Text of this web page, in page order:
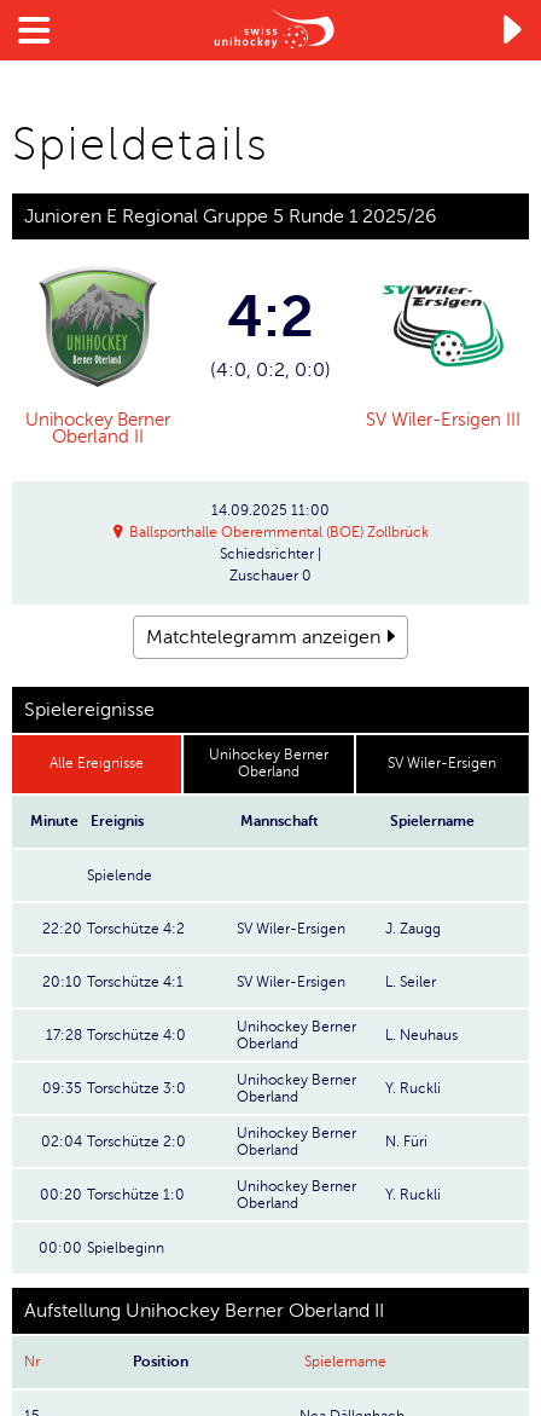

Spieldetails
Junioren E Regional Gruppe 5 Runde 1 2025/26
Unihockey Berner
Oberland II
4:2
(4:0, 0:2, 0:0)
SV Wiler-Ersigen III
14.09.2025 11:00
Ballsporthalle Oberemmental (BOE) Zollbrück
Schiedsrichter
Zuschauer 0
Matchtelegramm anzeigen
Spielereignisse
Alle Ereignisse
Unihockey Berner
Oberland
SV Wiler-Ersigen
Minute Ereignis Mannschaft Spielername
Spielende
22:20 Torschütze 4:2 SV Wiler-Ersigen J. Zaugg
20:10 Torschütze 4:1 SV Wiler-Ersigen L. Seiler
17:28 Torschütze 4:0
Unihockey Berner
Oberland
L. Neuhaus
09:35 Torschütze 3:0
Unihockey Berner
Oberland
Y. Ruckli
02:04 Torschütze 2:0
Unihockey Berner
Oberland
N. Füri
00:20 Torschütze 1:0
Unihockey Berner
Oberland
Y. Ruckli
00:00 Spielbeginn
Aufstellung Unihockey Berner Oberland II
Nr Position Spielername